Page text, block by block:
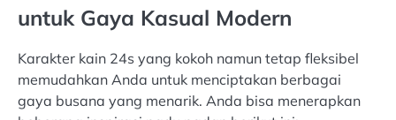
untuk Gaya Kasual Modern
Karakter kain 24s yang kokoh namun tetap fleksibel
memudahkan Anda untuk menciptakan berbagai
gaya busana yang menarik. Anda bisa menerapkan